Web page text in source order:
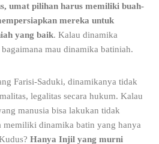
umat pilihan harus memiliki buah-
mereka untuk
yang baik. Kalau dinamika
mau dinamika batiniah.
Farisi-Saduki, dinamikanya tidak
legalitas secara hukum. Kalau
manusia bisa lakukan tidak
memiliki dinamika batin yang hanya
Hanya Injil yang murni